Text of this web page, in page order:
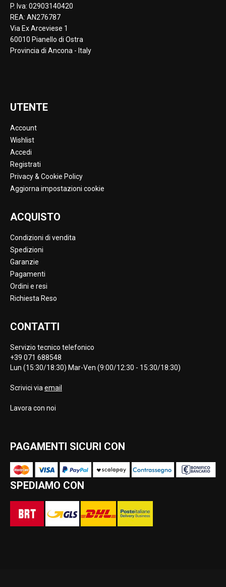
P. Iva: 02903140420
REA: AN276787
Via Ex Arceviese 1
60010 Pianello di Ostra
Provincia di Ancona - Italy
UTENTE
Account
Wishlist
Accedi
Registrati
Privacy & Cookie Policy
Aggiorna impostazioni cookie
ACQUISTO
Condizioni di vendita
Spedizioni
Garanzie
Pagamenti
Ordini e resi
Richiesta Reso
CONTATTI
Servizio tecnico telefonico
+39 071 688548
Lun (15:30/18:30) Mar-Ven (9:00/12:30 - 15:30/18:30)
Scrivici via email
Lavora con noi
PAGAMENTI SICURI CON
SPEDIAMO CON